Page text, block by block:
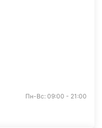
Пн-Вс: 09:00 - 21:00